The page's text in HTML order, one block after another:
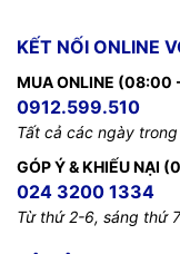
KẾT NỐI ONLINE
MUA ONLINE
0912.599.510
Tất cả các ngày
GÓP Ý & KHIẾU NẠI
024 3200 1334
Từ thứ 2-6, sáng thứ